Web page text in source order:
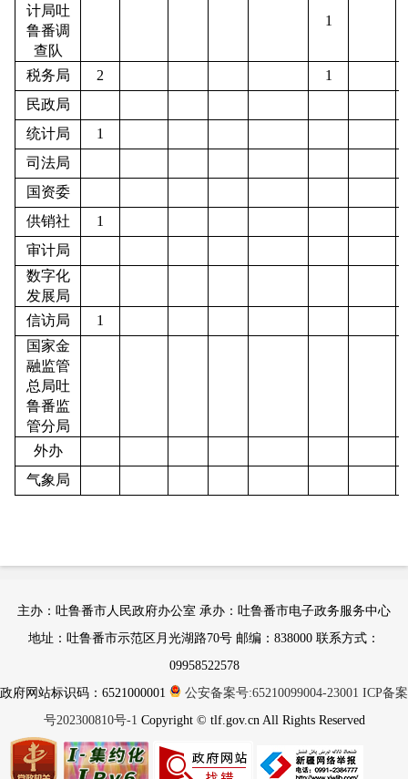
计局吐
鲁番调
查队
1
税务局 2 1
民政局
统计局
1
司法局
国资委
供销社
1
审计局
数字化
发展局
信访局
1
国家金
融监管
总局吐
鲁番监
管分局
外办
气象局
主办：吐鲁番市人民政府办公室 承办：吐鲁番市电子政务服务中心
地址：吐鲁番市示范区月光湖路70号 邮编：838000 联系方式：
09958522578
政府网站标识码：6521000001
公安备案号:65210099004-23001 ICP备案
号202300810号-1 Copyright © tlf.gov.cn All Rights Reserved